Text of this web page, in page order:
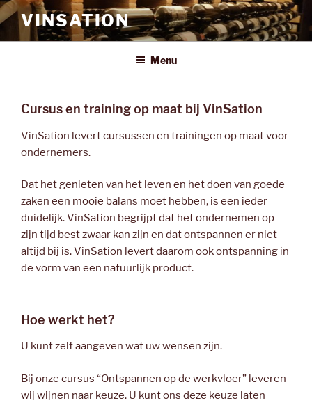
Skip
to
content
VINSATION
Menu
Cursus en training op maat bij VinSation
VinSation levert cursussen en trainingen op maat voor
ondernemers.
Dat het genieten van het leven en het doen van goede
zaken een mooie balans moet hebben, is een ieder
duidelijk. VinSation begrijpt dat het ondernemen op
zijn tijd best zwaar kan zijn en dat ontspannen er niet
altijd bij is. VinSation levert daarom ook ontspanning in
de vorm van een natuurlijk product.
Hoe werkt het?
U kunt zelf aangeven wat uw wensen zijn.
Bij onze cursus “Ontspannen op de werkvloer” leveren
wij wijnen naar keuze. U kunt ons deze keuze laten